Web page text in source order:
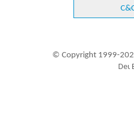
© Copyright 1999-